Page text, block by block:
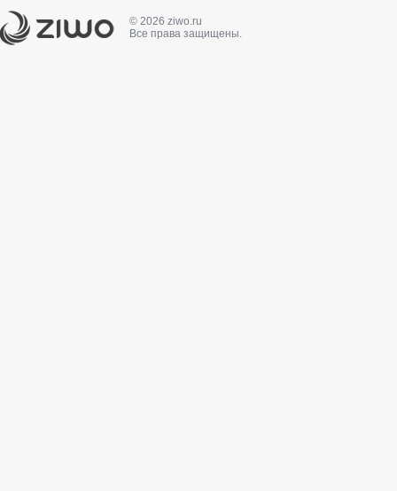
© 2026 ziwo.ru
Все права защищены.